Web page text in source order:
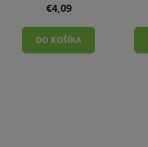
€4,09
DO KOŠÍKA